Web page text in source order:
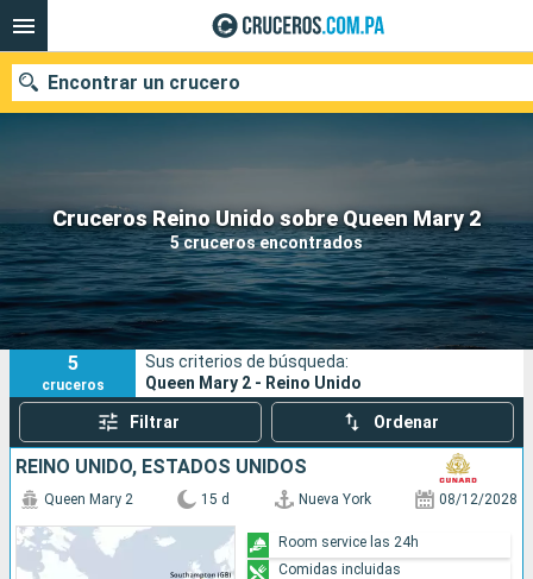
Cruceros Reino Unido sobre Queen Mary 2
5 cruceros encontrados
Encontrar un crucero
Nuestros destinos
Fecha de salida
Puertos Compañías
Buscar
5
cruceros
Sus criterios de búsqueda:
Queen Mary 2 - Reino Unido
Filtrar Ordenar
REINO UNIDO, ESTADOS UNIDOS
Queen Mary 2 15 d Nueva York 08/12/2028
Room service las 24h
Comidas incluidas